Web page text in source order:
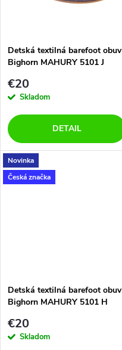
o
v
o
v
Detská textilná barefoot obuv
Bighorn MAHURY 5101 J
€20
Skladom
DETAIL
Novinka
Česká značka
Detská textilná barefoot obuv
Bighorn MAHURY 5101 H
€20
Skladom